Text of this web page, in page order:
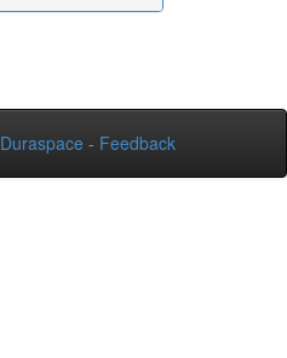
Duraspace - Feedback